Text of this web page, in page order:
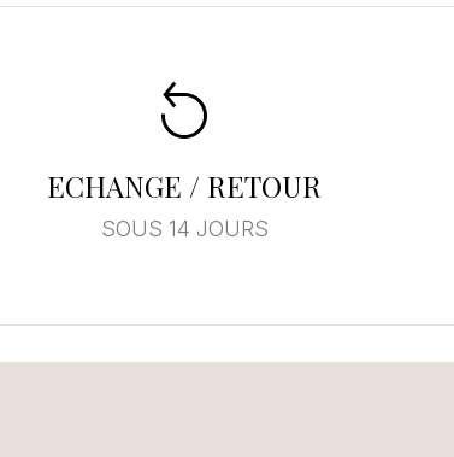
ECHANGE / RETOUR
SOUS 14 JOURS
Se connecter